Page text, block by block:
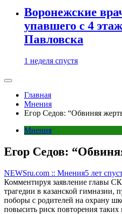
Воронежские
упавшего с 4
Павловска
1 неделя спустя
Главная
Мнения
Егор Седов: “Обвиняя
Мнения
Егор Седов:
NEWSru.com :: Мнения5 лет
Комментируя заявление главы
трагедии в казанской гимназии,
поборы с родителей на охрану
повысить риск повторения таких